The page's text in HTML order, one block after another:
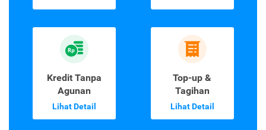
Kredit Tanpa
Agunan
Lihat Detail
Top-up &
Tagihan
Lihat Detail